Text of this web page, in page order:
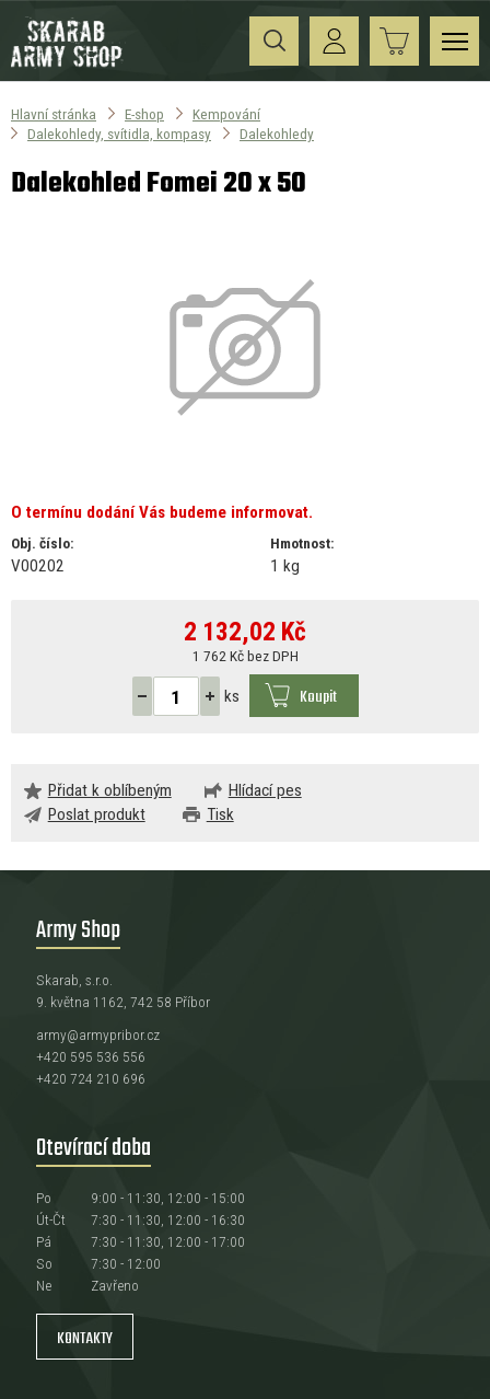
Hlavní stránka E-shop
Kempování
Dalekohledy, svítidla, kompasy
Dalekohledy
Dalekohled Fomei 20 x 50
O termínu dodání Vás budeme informovat.
Obj. číslo:
V00202
Hmotnost:
1 kg
2 132,02 Kč
1 762 Kč bez DPH
ks Koupit
Přidat k oblíbeným
Hlídací pes
Poslat produkt
Tisk
Army Shop
Skarab, s.r.o.
9. května 1162, 742 58 Příbor
army@armypribor.cz
+420 595 536 556
+420 724 210 696
Otevírací doba
Po
9:00 - 11:30, 12:00 - 15:00
Út-Čt
7:30 - 11:30, 12:00 - 16:30
Pá
7:30 - 11:30, 12:00 - 17:00
So
7:30 - 12:00
Ne
Zavřeno
KONTAKTY